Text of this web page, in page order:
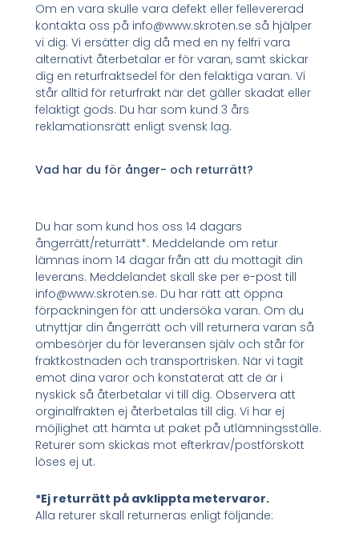
Om en vara skulle vara defekt eller fellevererad
kontakta oss på info@www.skroten.se så hjälper
vi dig. Vi ersätter dig då med en ny felfri vara
alternativt återbetalar er för varan, samt skickar
dig en returfraktsedel för den felaktiga varan. Vi
står alltid för returfrakt när det gäller skadat eller
felaktigt gods. Du har som kund 3 års
reklamationsrätt enligt svensk lag.
Vad har du för ånger- och returrätt?
Du har som kund hos oss 14 dagars
ångerrätt/returrätt*. Meddelande om retur
lämnas inom 14 dagar från att du mottagit din
leverans. Meddelandet skall ske per e-post till
info@www.skroten.se. Du har rätt att öppna
förpackningen för att undersöka varan. Om du
utnyttjar din ångerrätt och vill returnera varan så
ombesörjer du för leveransen själv och står för
fraktkostnaden och transportrisken. När vi tagit
emot dina varor och konstaterat att de är i
nyskick så återbetalar vi till dig. Observera att
orginalfrakten ej återbetalas till dig. Vi har ej
möjlighet att hämta ut paket på utlämningsställe.
Returer som skickas mot efterkrav/postförskott
löses ej ut.
*Ej returrätt på avklippta metervaror.
Alla returer skall returneras enligt följande: